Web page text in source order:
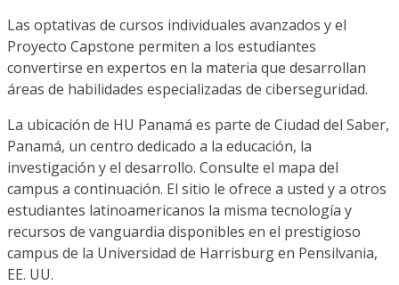
Las optativas de cursos individuales avanzados y el
Proyecto Capstone permiten a los estudiantes
convertirse en expertos en la materia que desarrollan
áreas de habilidades especializadas de ciberseguridad.
La ubicación de HU Panamá es parte de Ciudad del Saber,
Panamá, un centro dedicado a la educación, la
investigación y el desarrollo. Consulte el mapa del
campus a continuación. El sitio le ofrece a usted y a otros
estudiantes latinoamericanos la misma tecnología y
recursos de vanguardia disponibles en el prestigioso
campus de la Universidad de Harrisburg en Pensilvania,
EE. UU.